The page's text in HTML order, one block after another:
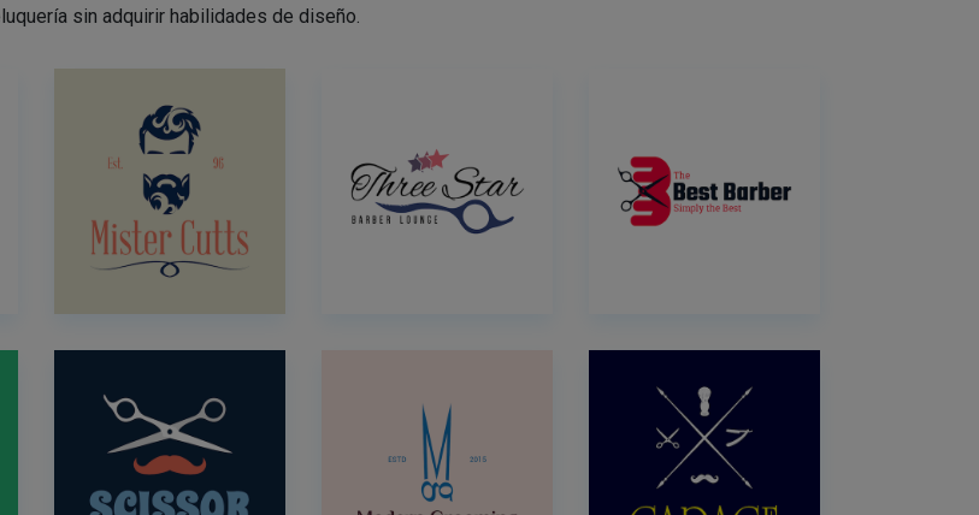
sin adquirir habilidades de diseño.